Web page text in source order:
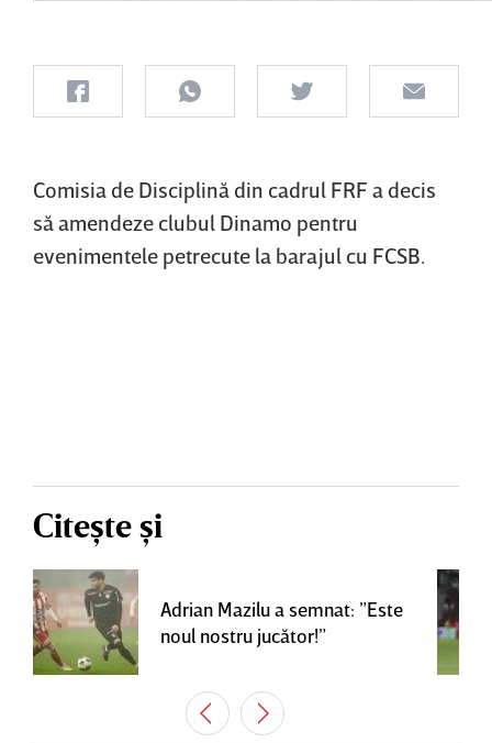
Comisia de Disciplină din cadrul FRF a decis
să amendeze clubul Dinamo pentru
evenimentele petrecute la barajul cu FCSB.
Citește și
Adrian Mazilu a semnat: ”Este
noul nostru jucător!”